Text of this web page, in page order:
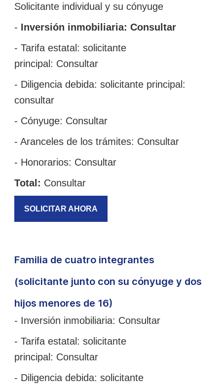
Solicitante individual y su cónyuge
- Inversión inmobiliaria: Consultar
- Tarifa estatal: solicitante
principal: Consultar
- Diligencia debida: solicitante principal:
consultar
- Cónyuge: Consultar
- Aranceles de los trámites: Consultar
- Honorarios: Consultar
Total: Consultar
SOLICITAR AHORA
Familia de cuatro integrantes
(solicitante junto con su cónyuge y dos
hijos menores de 16)
- Inversión inmobiliaria: Consultar
- Tarifa estatal: solicitante
principal: Consultar
- Diligencia debida: solicitante